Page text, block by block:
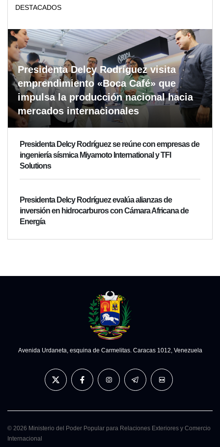
DESTACADOS
Presidenta Delcy Rodríguez visita
emprendimiento «Boca Café» que
impulsa la producción nacional hacia
mercados internacionales
Presidenta Delcy Rodríguez se reúne con empresas de
ingeniería sísmica Miyamoto International y TFI
Solutions
Presidenta Delcy Rodríguez evalúa alianzas de
inversión en hidrocarburos con Cámara Africana de
Energía
Avenida Urdaneta, esquina de Carmelitas. Caracas 1012, Venezuela
© 2026 Ministerio del Poder Popular para Relaciones Exteriores y Comercio
Internacional